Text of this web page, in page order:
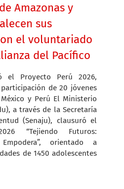
Amazonas y
sus
el voluntariado
del Pacífico
el Proyecto Perú 2026,
de 20 jóvenes
y Perú El Ministerio
a través de la Secretaría
(Senaju), clausuró el
“Tejiendo Futuros:
orientado a
de 1450 adolescentes